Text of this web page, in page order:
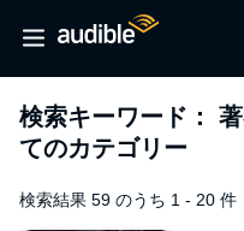
検索キーワード：
てのカテゴリー
検索結果 59 のうち 1 - 20 件